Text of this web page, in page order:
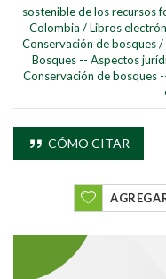
sostenible de los recursos
Colombia /Libros
Conservación de bosques/
Bosques -- Aspectos
Conservación de bosques
CÓMO CITAR